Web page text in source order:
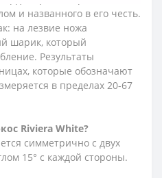
и названного в его честь.
на лезвие ножа
шарик, который
Результаты
которые обозначают
в пределах 20-67
Riviera White?
симметрично с двух
15° с каждой стороны.